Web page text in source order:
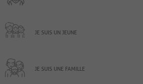
JE SUIS UN JEUNE
JE SUIS UNE FAMILLE